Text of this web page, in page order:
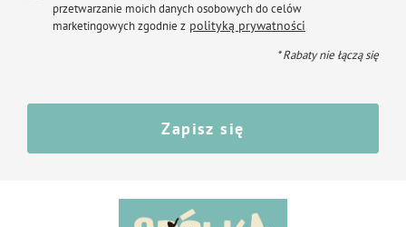
przetwarzanie moich danych osobowych do celów
marketingowych zgodnie z polityką prywatności
* Rabaty nie łączą się
Zapisz się